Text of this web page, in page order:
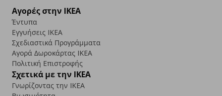
Αγορές στην IKEA
Έντυπα
Εγγυήσεις IKEA
Σχεδιαστικά Προγράμματα
Αγορά Δωρoκάρτας IKEA
Πολιτική Επιστροφής
Σχετικά με την IKEA
Γνωρίζοντας την IKEA